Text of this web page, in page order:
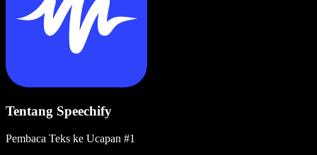
Tentang Speechify
Pembaca Teks ke Ucapan #1